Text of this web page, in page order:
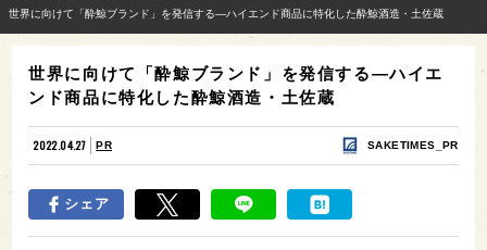
世界に向けて「酔鯨ブランド」を発信する—ハイエンド商品に特化した酔鯨酒造・土佐蔵
世界に向けて「酔鯨ブランド」を発信する—ハイエ
ンド商品に特化した酔鯨酒造・土佐蔵
2022.04.27 PR SAKETIMES_PR
シェア